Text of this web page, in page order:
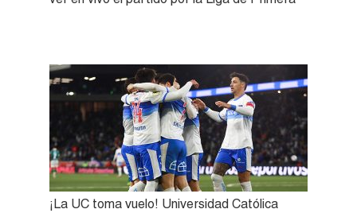
¡La UC toma vuelo! Universidad Católica